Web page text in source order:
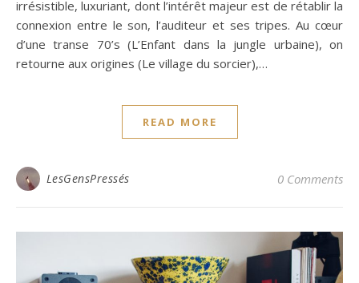
irrésistible, luxuriant, dont l’intérêt majeur est de rétablir la
connexion entre le son, l’auditeur et ses tripes. Au cœur
d’une transe 70’s (L’Enfant dans la jungle urbaine), on
retourne aux origines (Le village du sorcier),…
READ MORE
LesGensPressés 0 Comments